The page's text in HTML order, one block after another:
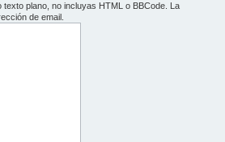
plano, no incluyas HTML o BBCode. La
de email.